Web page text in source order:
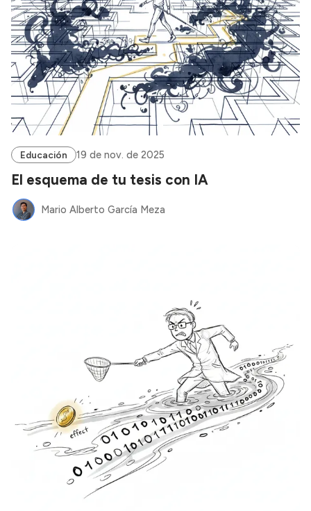
Educación 19 de nov. de 2025
El esquema de tu tesis con IA
Mario Alberto García Meza